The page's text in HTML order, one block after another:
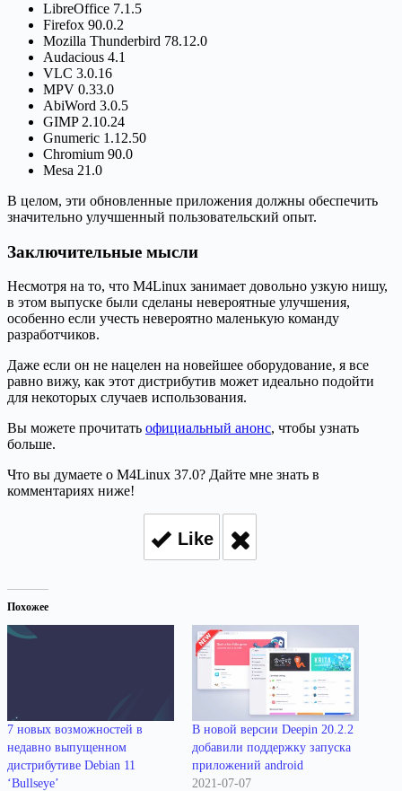
LibreOffice 7.1.5
Firefox 90.0.2
Mozilla Thunderbird 78.12.0
Audacious 4.1
VLC 3.0.16
MPV 0.33.0
AbiWord 3.0.5
GIMP 2.10.24
Gnumeric 1.12.50
Chromium 90.0
Mesa 21.0
В целом, эти обновленные приложения должны обеспечить
значительно улучшенный пользовательский опыт.
Заключительные мысли
Несмотря на то, что M4Linux занимает довольно узкую нишу,
в этом выпуске были сделаны невероятные улучшения,
особенно если учесть невероятно маленькую команду
разработчиков.
Даже если он не нацелен на новейшее оборудование, я все
равно вижу, как этот дистрибутив может идеально подойти
для некоторых случаев использования.
Вы можете прочитать официальный анонс, чтобы узнать
больше.
Что вы думаете о M4Linux 37.0? Дайте мне знать в
комментариях ниже!
Like
Похожее
7 новых возможностей в
недавно выпущенном
дистрибутиве Debian 11
‘Bullseye’
В новой версии Deepin 20.2.2
добавили поддержку запуска
приложений android
2021-07-07